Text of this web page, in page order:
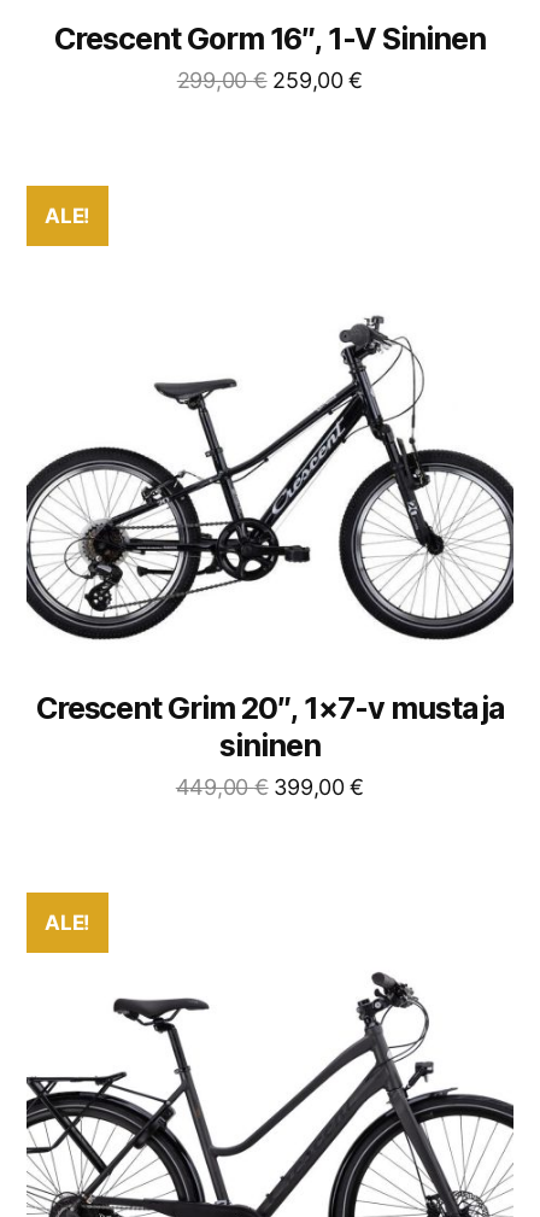
Crescent Gorm 16″, 1-V Sininen
299,00€ 259,00€
ALE!
Crescent Grim 20″, 1×7-v musta ja
sininen
449,00€ 399,00€
ALE!